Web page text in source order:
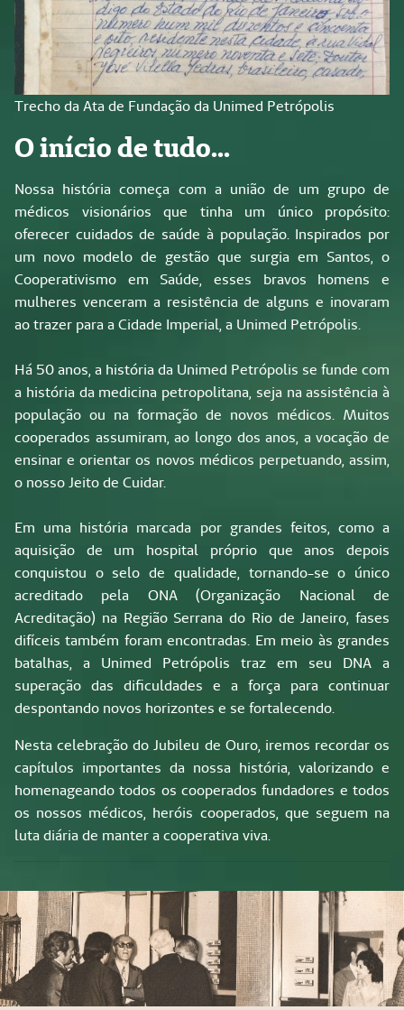
Trecho da Ata de Fundação da Unimed Petrópolis
O início de tudo...
Nossa história começa com a união de um grupo de
médicos visionários que tinha um único propósito:
oferecer cuidados de saúde à população. Inspirados por
um novo modelo de gestão que surgia em Santos, o
Cooperativismo em Saúde, esses bravos homens e
mulheres venceram a resistência de alguns e inovaram
ao trazer para a Cidade Imperial, a Unimed Petrópolis.
Há 50 anos, a história da Unimed Petrópolis se funde com
a história da medicina petropolitana, seja na assistência à
população ou na formação de novos médicos. Muitos
cooperados assumiram, ao longo dos anos, a vocação de
ensinar e orientar os novos médicos perpetuando, assim,
o nosso Jeito de Cuidar.
Em uma história marcada por grandes feitos, como a
aquisição de um hospital próprio que anos depois
conquistou o selo de qualidade, tornando-se o único
acreditado pela ONA (Organização Nacional de
Acreditação) na Região Serrana do Rio de Janeiro, fases
difíceis também foram encontradas. Em meio às grandes
batalhas, a Unimed Petrópolis traz em seu DNA a
superação das dificuldades e a força para continuar
despontando novos horizontes e se fortalecendo.
Nesta celebração do Jubileu de Ouro, iremos recordar os
capítulos importantes da nossa história, valorizando e
homenageando todos os cooperados fundadores e todos
os nossos médicos, heróis cooperados, que seguem na
luta diária de manter a cooperativa viva.